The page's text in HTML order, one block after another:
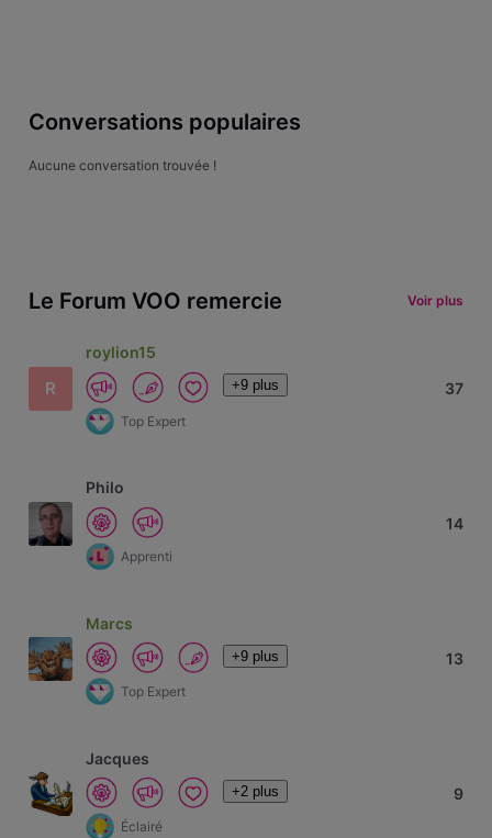
Conversations populaires
Aucune conversation trouvée !
Le Forum VOO remercie Voir plus
R
roylion15
+9 plus
Top Expert
37
Philo
Apprenti
14
Marcs
+9 plus
Top Expert
13
Jacques
+2 plus
Éclairé
9